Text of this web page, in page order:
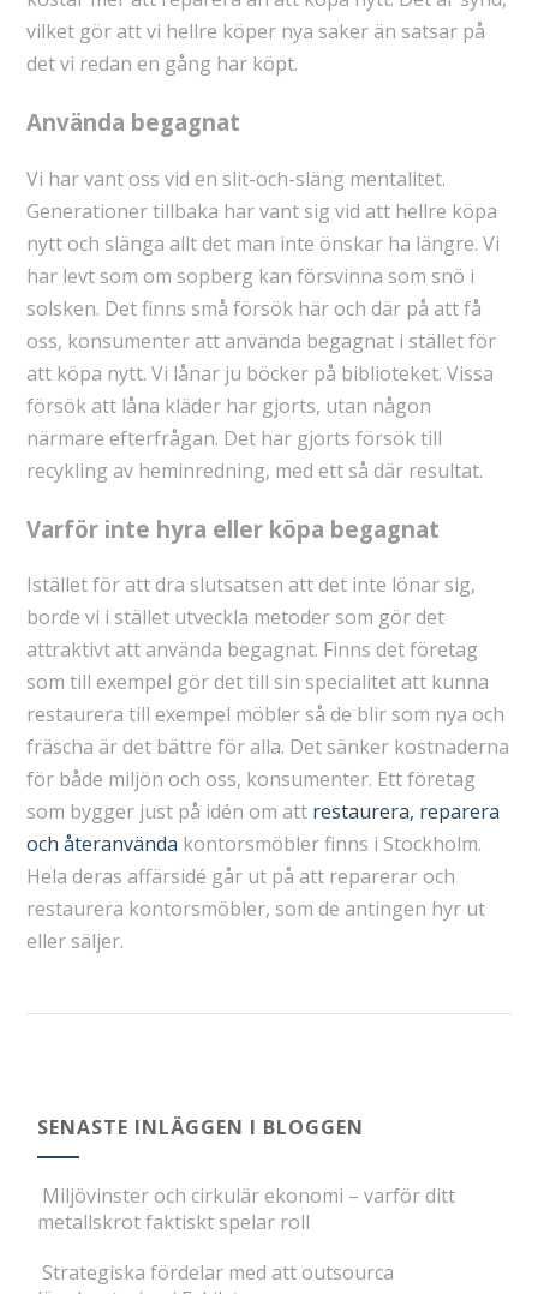
vilket gör att vi hellre köper nya saker än satsar på
det vi redan en gång har köpt.
Använda begagnat
Vi har vant oss vid en slit-och-släng mentalitet.
Generationer tillbaka har vant sig vid att hellre köpa
nytt och slänga allt det man inte önskar ha längre. Vi
har levt som om sopberg kan försvinna som snö i
solsken. Det finns små försök här och där på att få
oss, konsumenter att använda begagnat i stället för
att köpa nytt. Vi lånar ju böcker på biblioteket. Vissa
försök att låna kläder har gjorts, utan någon
närmare efterfrågan. Det har gjorts försök till
recykling av heminredning, med ett så där resultat.
Varför inte hyra eller köpa begagnat
Istället för att dra slutsatsen att det inte lönar sig,
borde vi i stället utveckla metoder som gör det
attraktivt att använda begagnat. Finns det företag
som till exempel gör det till sin specialitet att kunna
restaurera till exempel möbler så de blir som nya och
fräscha är det bättre för alla. Det sänker kostnaderna
för både miljön och oss, konsumenter. Ett företag
som bygger just på idén om att restaurera, reparera
och återanvända kontorsmöbler finns i Stockholm.
Hela deras affärsidé går ut på att reparerar och
restaurera kontorsmöbler, som de antingen hyr ut
eller säljer.
SENASTE INLÄGGEN I BLOGGEN
Miljövinster och cirkulär ekonomi – varför ditt
metallskrot faktiskt spelar roll
Strategiska fördelar med att outsourca